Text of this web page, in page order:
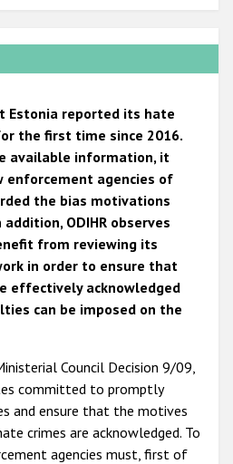
Estonia reported its hate
the first time since 2016.
available information, it
enforcement agencies of
the bias motivations
ODIHR observes
from reviewing its
in order to ensure that
effectively acknowledged
can be imposed on the
Council Decision 9/09,
committed to promptly
and ensure that the motives
crimes are acknowledged. To
agencies must, first of